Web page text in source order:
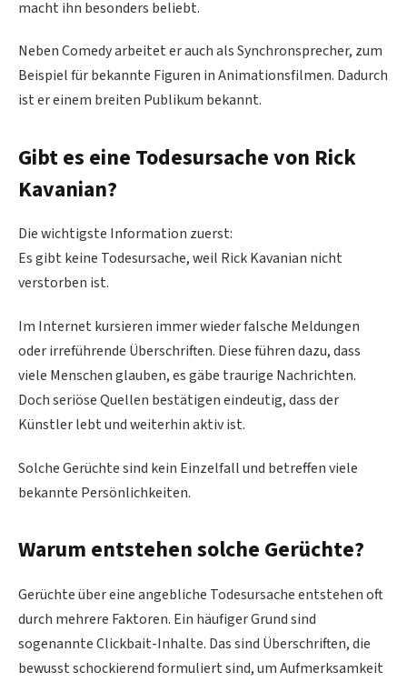
macht ihn besonders beliebt.
Neben Comedy arbeitet er auch als Synchronsprecher, zum
Beispiel für bekannte Figuren in Animationsfilmen. Dadurch
ist er einem breiten Publikum bekannt.
Gibt es eine Todesursache von Rick
Kavanian?
Die wichtigste Information zuerst:
Es gibt keine Todesursache, weil Rick Kavanian nicht
verstorben ist.
Im Internet kursieren immer wieder falsche Meldungen
oder irreführende Überschriften. Diese führen dazu, dass
viele Menschen glauben, es gäbe traurige Nachrichten.
Doch seriöse Quellen bestätigen eindeutig, dass der
Künstler lebt und weiterhin aktiv ist.
Solche Gerüchte sind kein Einzelfall und betreffen viele
bekannte Persönlichkeiten.
Warum entstehen solche Gerüchte?
Gerüchte über eine angebliche Todesursache entstehen oft
durch mehrere Faktoren. Ein häufiger Grund sind
sogenannte Clickbait-Inhalte. Das sind Überschriften, die
bewusst schockierend formuliert sind, um Aufmerksamkeit